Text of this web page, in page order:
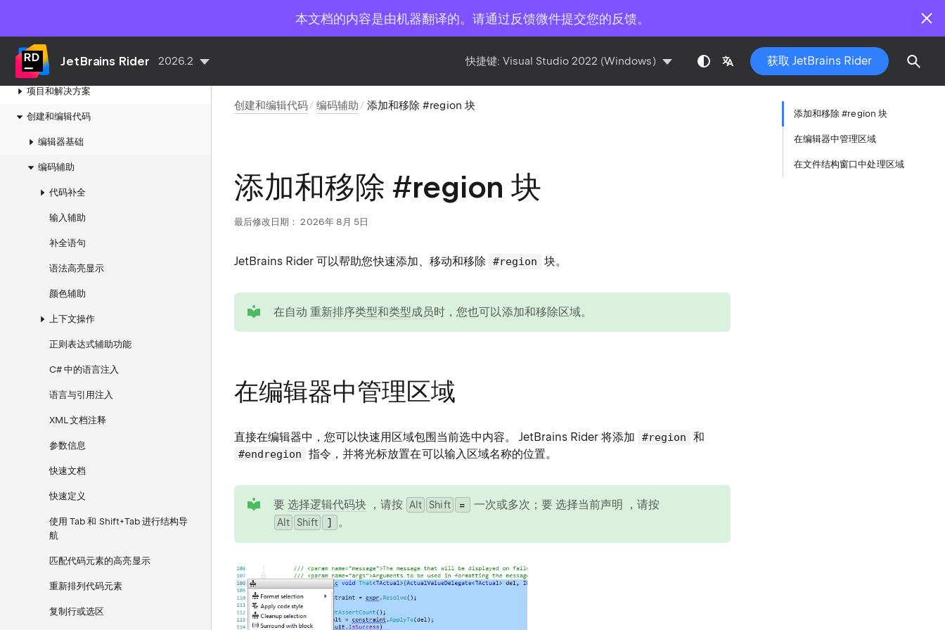
本文档的内容是由机器翻译的。请通过反馈微件提交您的反馈。
JetBrains Rider 2026.2 快捷键: Visual Studio 2022 (Windows) 获取 JetBrains Rider
AI
项目和解决方案
创建和编辑代码
编辑器基础
编码辅助
代码补全
输入辅助
补全语句
语法高亮显示
颜色辅助
上下文操作
正则表达式辅助功能
C# 中的语言注入
语言与引用注入
XML 文档注释
参数信息
快速文档
快速定义
使用 Tab 和 Shift+Tab 进行结构导
航
匹配代码元素的高亮显示
重新排列代码元素
复制行或选区
创建和编辑代码 编码辅助 添加和移除 #region 块
添加和移除 #region 块
最后修改日期： 2026年 8月 5日
JetBrains Rider 可以帮助您快速添加、移动和移除 #region 块。
在自动重新排序类型和类型成员时，您也可以添加和移除区域。
在编辑器中管理区域
直接在编辑器中，您可以快速用区域包围当前选中内容。 JetBrains Rider 将添加 #region 和
#endregion 指令，并将光标放置在可以输入区域名称的位置。
要选择逻辑代码块 ，请按 Alt Shift 0
= 一次或多次；要 选择当前声明 ，请按
Alt Shift 0] 。
添加和移除 #region 块
在编辑器中管理区域
在文件结构窗口中处理区域